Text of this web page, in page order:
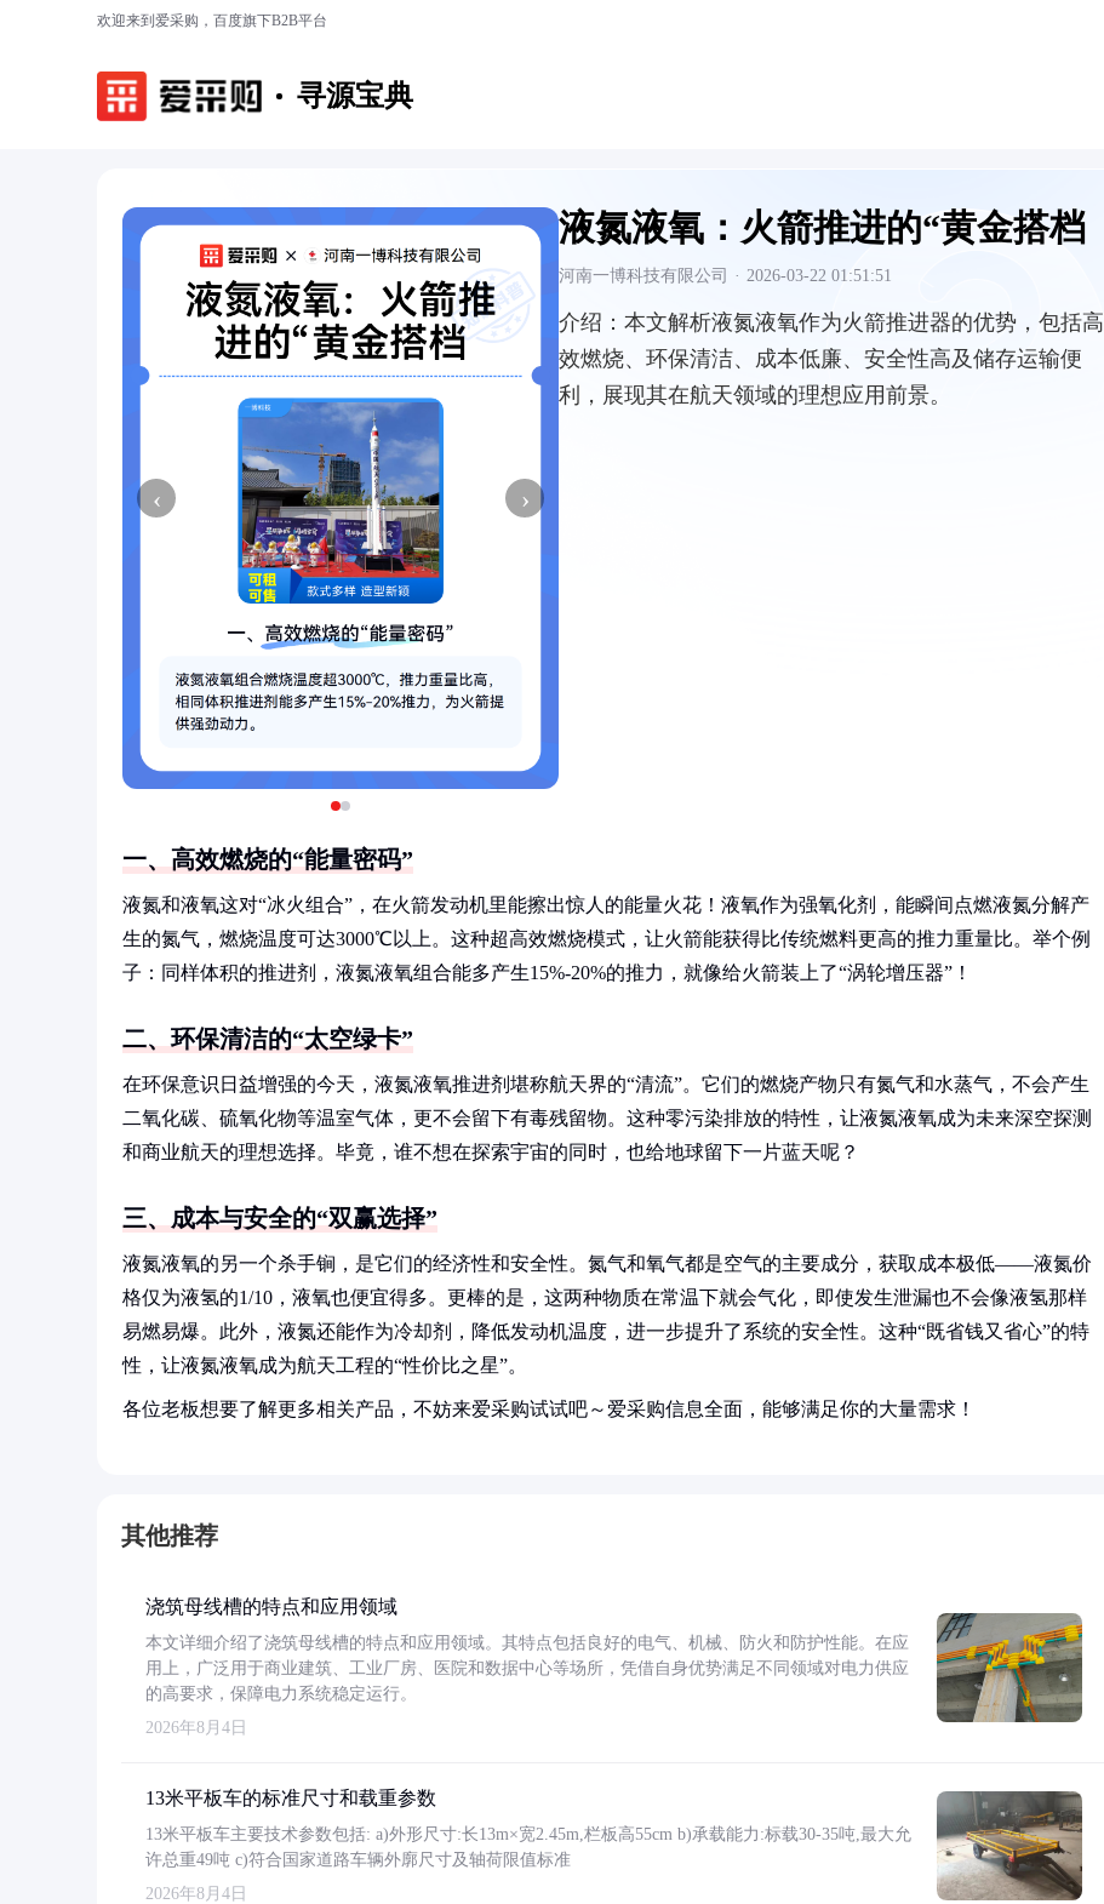
欢迎来到爱采购，百度旗下B2B平台
寻源宝典
‹ ›
液氮液氧：火箭推进的“黄金搭档
河南一博科技有限公司 · 2026-03-22 01:51:51
介绍： 本文解析液氮液氧作为火箭推进器的优势，包括高
效燃烧、环保清洁、成本低廉、安全性高及储存运输便
利，展现其在航天领域的理想应用前景。
一、高效燃烧的“能量密码”
液氮和液氧这对“冰火组合”，在火箭发动机里能擦出惊人的能量火花！液氧作为强氧化剂，能瞬间点燃液氮分解产
生的氮气，燃烧温度可达3000℃以上。这种超高效燃烧模式，让火箭能获得比传统燃料更高的推力重量比。举个例
子：同样体积的推进剂，液氮液氧组合能多产生15%-20%的推力，就像给火箭装上了“涡轮增压器”！
二、环保清洁的“太空绿卡”
在环保意识日益增强的今天，液氮液氧推进剂堪称航天界的“清流”。它们的燃烧产物只有氮气和水蒸气，不会产生
二氧化碳、硫氧化物等温室气体，更不会留下有毒残留物。这种零污染排放的特性，让液氮液氧成为未来深空探测
和商业航天的理想选择。毕竟，谁不想在探索宇宙的同时，也给地球留下一片蓝天呢？
三、成本与安全的“双赢选择”
液氮液氧的另一个杀手锏，是它们的经济性和安全性。氮气和氧气都是空气的主要成分，获取成本极低——液氮价
格仅为液氢的1/10，液氧也便宜得多。更棒的是，这两种物质在常温下就会气化，即使发生泄漏也不会像液氢那样
易燃易爆。此外，液氮还能作为冷却剂，降低发动机温度，进一步提升了系统的安全性。这种“既省钱又省心”的特
性，让液氮液氧成为航天工程的“性价比之星”。
各位老板想要了解更多相关产品，不妨来爱采购试试吧～爱采购信息全面，能够满足你的大量需求！
其他推荐
浇筑母线槽的特点和应用领域
本文详细介绍了浇筑母线槽的特点和应用领域。其特点包括良好的电气、机械、防火和防护性能。在应
用上，广泛用于商业建筑、工业厂房、医院和数据中心等场所，凭借自身优势满足不同领域对电力供应
的高要求，保障电力系统稳定运行。
2026年8月4日
13米平板车的标准尺寸和载重参数
13米平板车主要技术参数包括: a)外形尺寸:长13m×宽2.45m,栏板高55cm b)承载能力:标载30-35吨,最大允
许总重49吨 c)符合国家道路车辆外廓尺寸及轴荷限值标准
2026年8月4日